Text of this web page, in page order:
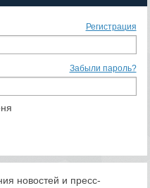
Регистрация
Забыли пароль?
новостей и пресс-